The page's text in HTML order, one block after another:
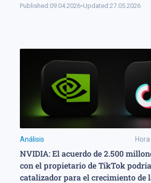
Published:09.04.2026•Updated:27.05.2026
Análisis
NVIDIA: El acuerdo de 2.500
con el propietario de TikTok
catalizador para el crecimiento de